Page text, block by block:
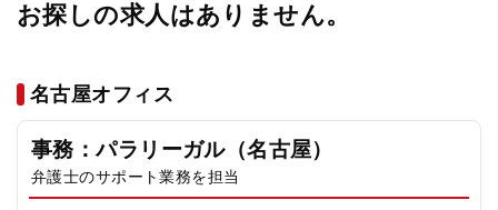
お探しの求人はありません。
名古屋オフィス
事務：パラリーガル（名古屋）
弁護士のサポート業務を担当